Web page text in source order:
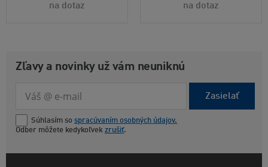
na dotaz na dotaz
Zľavy a novinky už vám neuniknú
Zasielať
Súhlasím so spracúvaním osobných údajov.
Odber môžete kedykoľvek zrušiť.